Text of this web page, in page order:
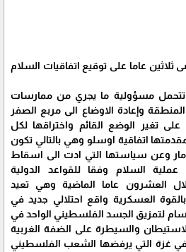
عاما على توقيع اتفاقيات السلام
تتحمل مسؤولية ما يجري من ممارسات
وإعادة الاوضاع الى مربع الصفر
على تغير الوضع القائم واختراقها لكل
اتفاقية اوسلو وهي بالتالي تكون
وعن سياستها التي ادت الى اسقاط
السلام وفقا للقواعد الدولية
العشرون عاما الماضية وهي تعيد
العسكرية واقع احتلالي جديد في
لتمزيق الجسد الفلسطيني الواحد في
والسيطرة على الضفة الغربية
غزة التي يرفضها الشعب الفلسطيني